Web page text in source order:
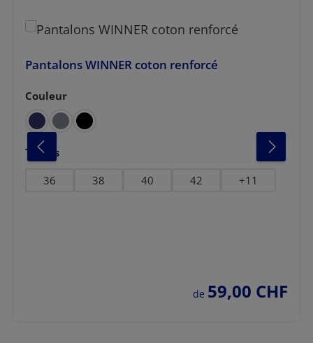
Pantalons WINNER coton renforcé
Sélectionnez
Couleur
Sélectionnez
Tailles
36 38 40 42 +11
prix régulier :
de 59,00 CHF